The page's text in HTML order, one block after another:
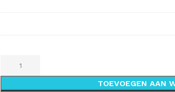
TOEVOEGEN AAN